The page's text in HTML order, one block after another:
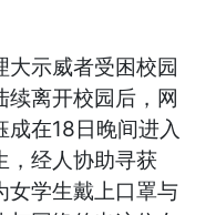
大示威者受困校园
续离开校园后，网
在18日晚间进入
，经人协助寻获
女学生戴上口罩与